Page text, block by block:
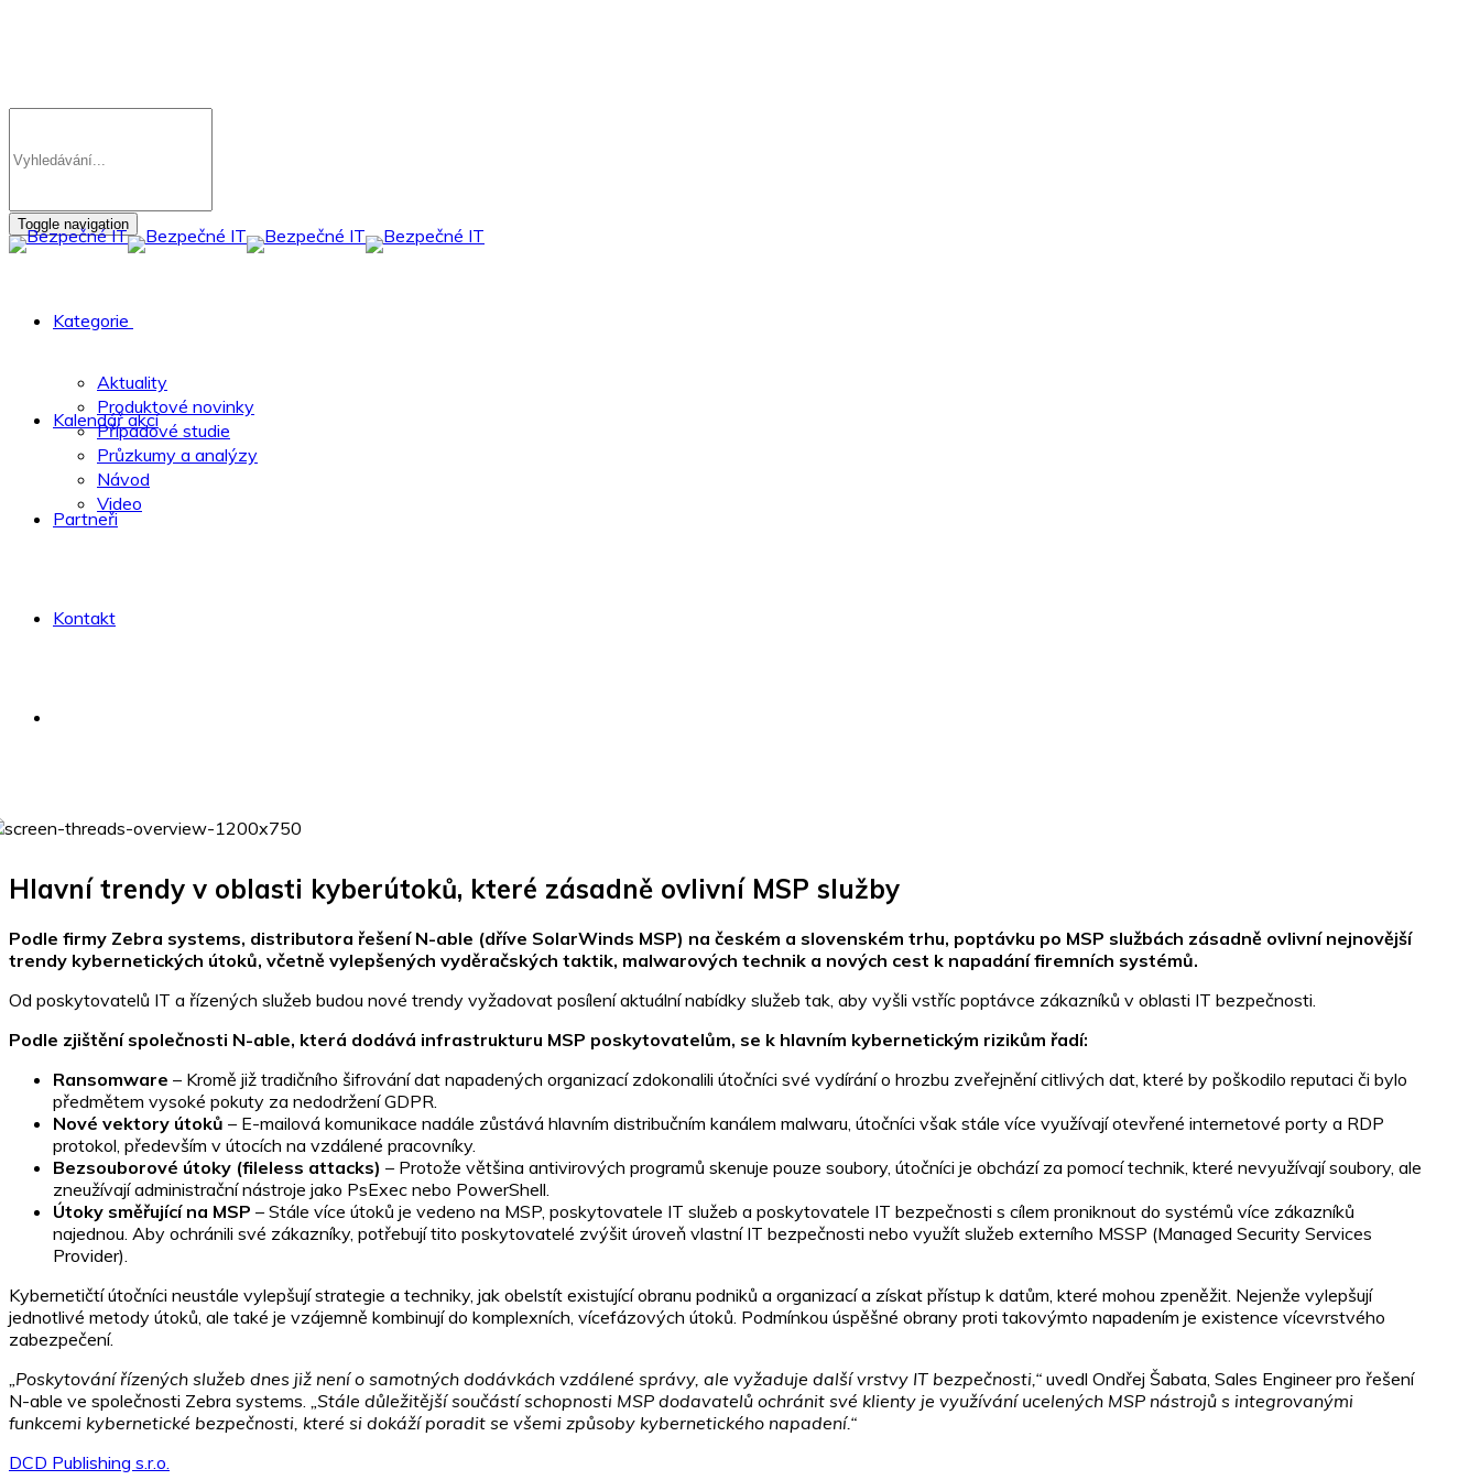
Toggle navigation
Kategorie
Aktuality
Produktové novinky
Případové studie
Průzkumy a analýzy
Návod
Video
Kalendář akcí
Partneři
Kontakt
Hlavní trendy v oblasti kyberútoků, které zásadně ovlivní MSP služby
Podle firmy Zebra systems, distributora řešení N-able (dříve SolarWinds MSP) na českém a slovenském trhu, poptávku po MSP službách zásadně ovlivní nejnovější
trendy kybernetických útoků, včetně vylepšených vyděračských taktik, malwarových technik a nových cest k napadání firemních systémů.
Od poskytovatelů IT a řízených služeb budou nové trendy vyžadovat posílení aktuální nabídky služeb tak, aby vyšli vstříc poptávce zákazníků v oblasti IT bezpečnosti.
Podle zjištění společnosti N-able, která dodává infrastrukturu MSP poskytovatelům, se k hlavním kybernetickým rizikům řadí:
Ransomware – Kromě již tradičního šifrování dat napadených organizací zdokonalili útočníci své vydírání o hrozbu zveřejnění citlivých dat, které by poškodilo reputaci či bylo
předmětem vysoké pokuty za nedodržení GDPR.
Nové vektory útoků – E-mailová komunikace nadále zůstává hlavním distribučním kanálem malwaru, útočníci však stále více využívají otevřené internetové porty a RDP
protokol, především v útocích na vzdálené pracovníky.
Bezsouborové útoky (fileless attacks) – Protože většina antivirových programů skenuje pouze soubory, útočníci je obchází za pomocí technik, které nevyužívají soubory, ale
zneužívají administrační nástroje jako PsExec nebo PowerShell.
Útoky směřující na MSP – Stále více útoků je vedeno na MSP, poskytovatele IT služeb a poskytovatele IT bezpečnosti s cílem proniknout do systémů více zákazníků
najednou. Aby ochránili své zákazníky, potřebují tito poskytovatelé zvýšit úroveň vlastní IT bezpečnosti nebo využít služeb externího MSSP (Managed Security Services
Provider).
Kybernetičtí útočníci neustále vylepšují strategie a techniky, jak obelstít existující obranu podniků a organizací a získat přístup k datům, které mohou zpeněžit. Nejenže vylepšují
jednotlivé metody útoků, ale také je vzájemně kombinují do komplexních, vícefázových útoků. Podmínkou úspěšné obrany proti takovýmto napadením je existence vícevrstvého
zabezpečení.
„Poskytování řízených služeb dnes již není o samotných dodávkách vzdálené správy, ale vyžaduje další vrstvy IT bezpečnosti,“ uvedl Ondřej Šabata, Sales Engineer pro řešení
N-able ve společnosti Zebra systems.
„Stále důležitější součástí schopnosti MSP dodavatelů ochránit své klienty je využívání ucelených MSP nástrojů s integrovanými
funkcemi kybernetické bezpečnosti, které si dokáží poradit se všemi způsoby kybernetického napadení.“
DCD Publishing s.r.o.